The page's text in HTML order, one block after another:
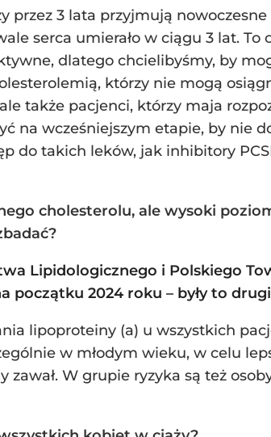
przez 3 lata przyjmują
serca umierało w ciągu 3 lat.
dlatego chcielibyśmy, by
którzy nie mogą
także pacjenci, którzy maja
na wcześniejszym etapie, by nie
do takich leków, jak inhibitory
cholesterolu, ale wysoki
Lipidologicznego i Polskiego
początku 2024 roku – były to
lipoproteiny (a) u wszystkich
w młodym wieku, w celu
W grupie ryzyka są też